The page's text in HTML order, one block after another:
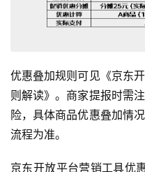
优惠叠加规则可见《京东
则解读》。商家提报时需
险，具体商品优惠叠加情
流程为准。
京东开放平台营销工具优